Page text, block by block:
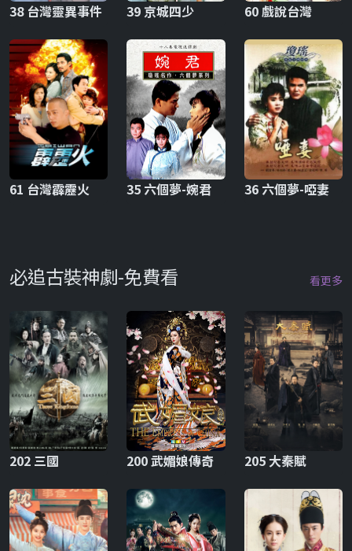
38 台灣靈異事件 39 京城四少 60 戲說台灣
61 台灣霹靂火 35 六個夢-婉君 36 六個夢-啞妻
必追古裝神劇-免費看 看更多
202 三國 200 武媚娘傳奇 205 大秦賦